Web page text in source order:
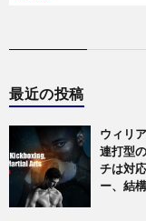
最近の投稿
ウィリ
連打型
チは対
ー、結